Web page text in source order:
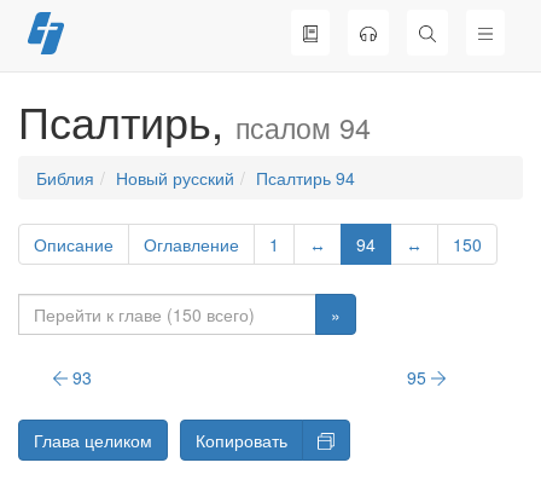
Перейти
к
Псалтирь, псалом 94
Библия Новый русский Псалтирь 94
Описание Оглавление 1 ↔ 94 ↔ 150
»
93 95
Глава целиком Копировать